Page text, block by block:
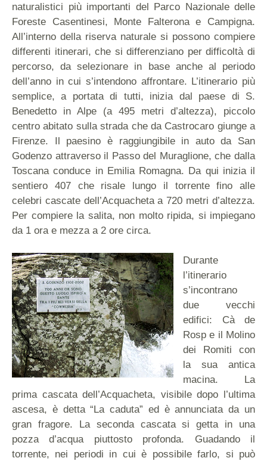
naturalistici più importanti del Parco Nazionale delle
Foreste Casentinesi, Monte Falterona e Campigna.
All’interno della riserva naturale si possono compiere
differenti itinerari, che si differenziano per difficoltà di
percorso, da selezionare in base anche al periodo
dell’anno in cui s’intendono affrontare. L’itinerario più
semplice, a portata di tutti, inizia dal paese di S.
Benedetto in Alpe (a 495 metri d’altezza), piccolo
centro abitato sulla strada che da Castrocaro giunge a
Firenze. Il paesino è raggiungibile in auto da San
Godenzo attraverso il Passo del Muraglione, che dalla
Toscana conduce in Emilia Romagna. Da qui inizia il
sentiero 407 che risale lungo il torrente fino alle
celebri cascate dell’Acquacheta a 720 metri d’altezza.
Per compiere la salita, non molto ripida, si impiegano
da 1 ora e mezza a 2 ore circa.
Durante
l’itinerario
s’incontrano
due vecchi
edifici: Cà de
Rosp e il Molino
dei Romiti con
la sua antica
macina. La
prima cascata dell’Acquacheta, visibile dopo l’ultima
ascesa, è detta “La caduta” ed è annunciata da un
gran fragore. La seconda cascata si getta in una
pozza d’acqua piuttosto profonda. Guadando il
torrente, nei periodi in cui è possibile farlo, si può